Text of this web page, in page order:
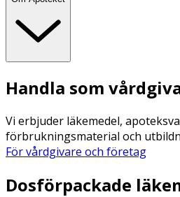
Handla som
Vi erbjuder läkemedel,
förbrukningsmaterial och
För vårdgivare och företag
Dosförpackade